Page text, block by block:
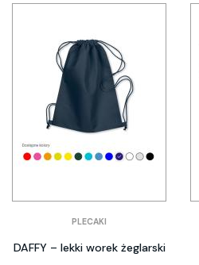
PLECAKI
DAFFY – lekki worek żeglarski